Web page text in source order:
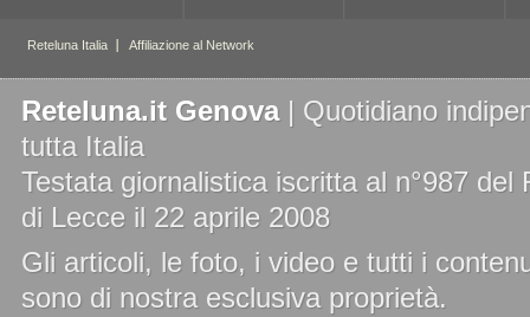
Reteluna.it Genova| Quotidiano
tutta Italia
Testata giornalistica iscritta al n°987
di Lecce il 22 aprile 2008
Gli articoli, le foto, i video e tutti i
sono di nostra esclusiva proprietà.